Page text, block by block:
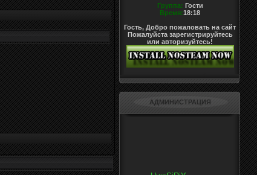
Группа: Гости
Время:18:18
Гость, Добро пожаловать на сайт
Пожалуйста зарегистрируйтесь
или авторизуйтесь!
АДМИНИСТРАЦИЯ